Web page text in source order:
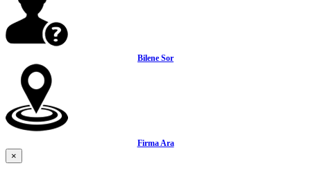
Bilene Sor
Firma Ara
×